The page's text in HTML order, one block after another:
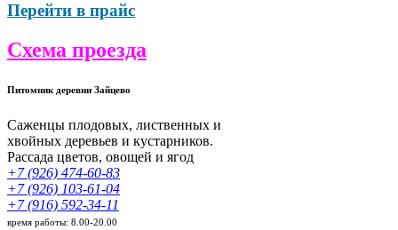
Перейти в прайс
Схема проезда
Питомник деревни Зайцево
Саженцы плодовых, лиственных и
хвойных деревьев и кустарников.
Рассада цветов, овощей и ягод
+7 (926) 474-60-83
+7 (926) 103-61-04
+7 (916) 592-34-11
время работы: 8.00-20.00